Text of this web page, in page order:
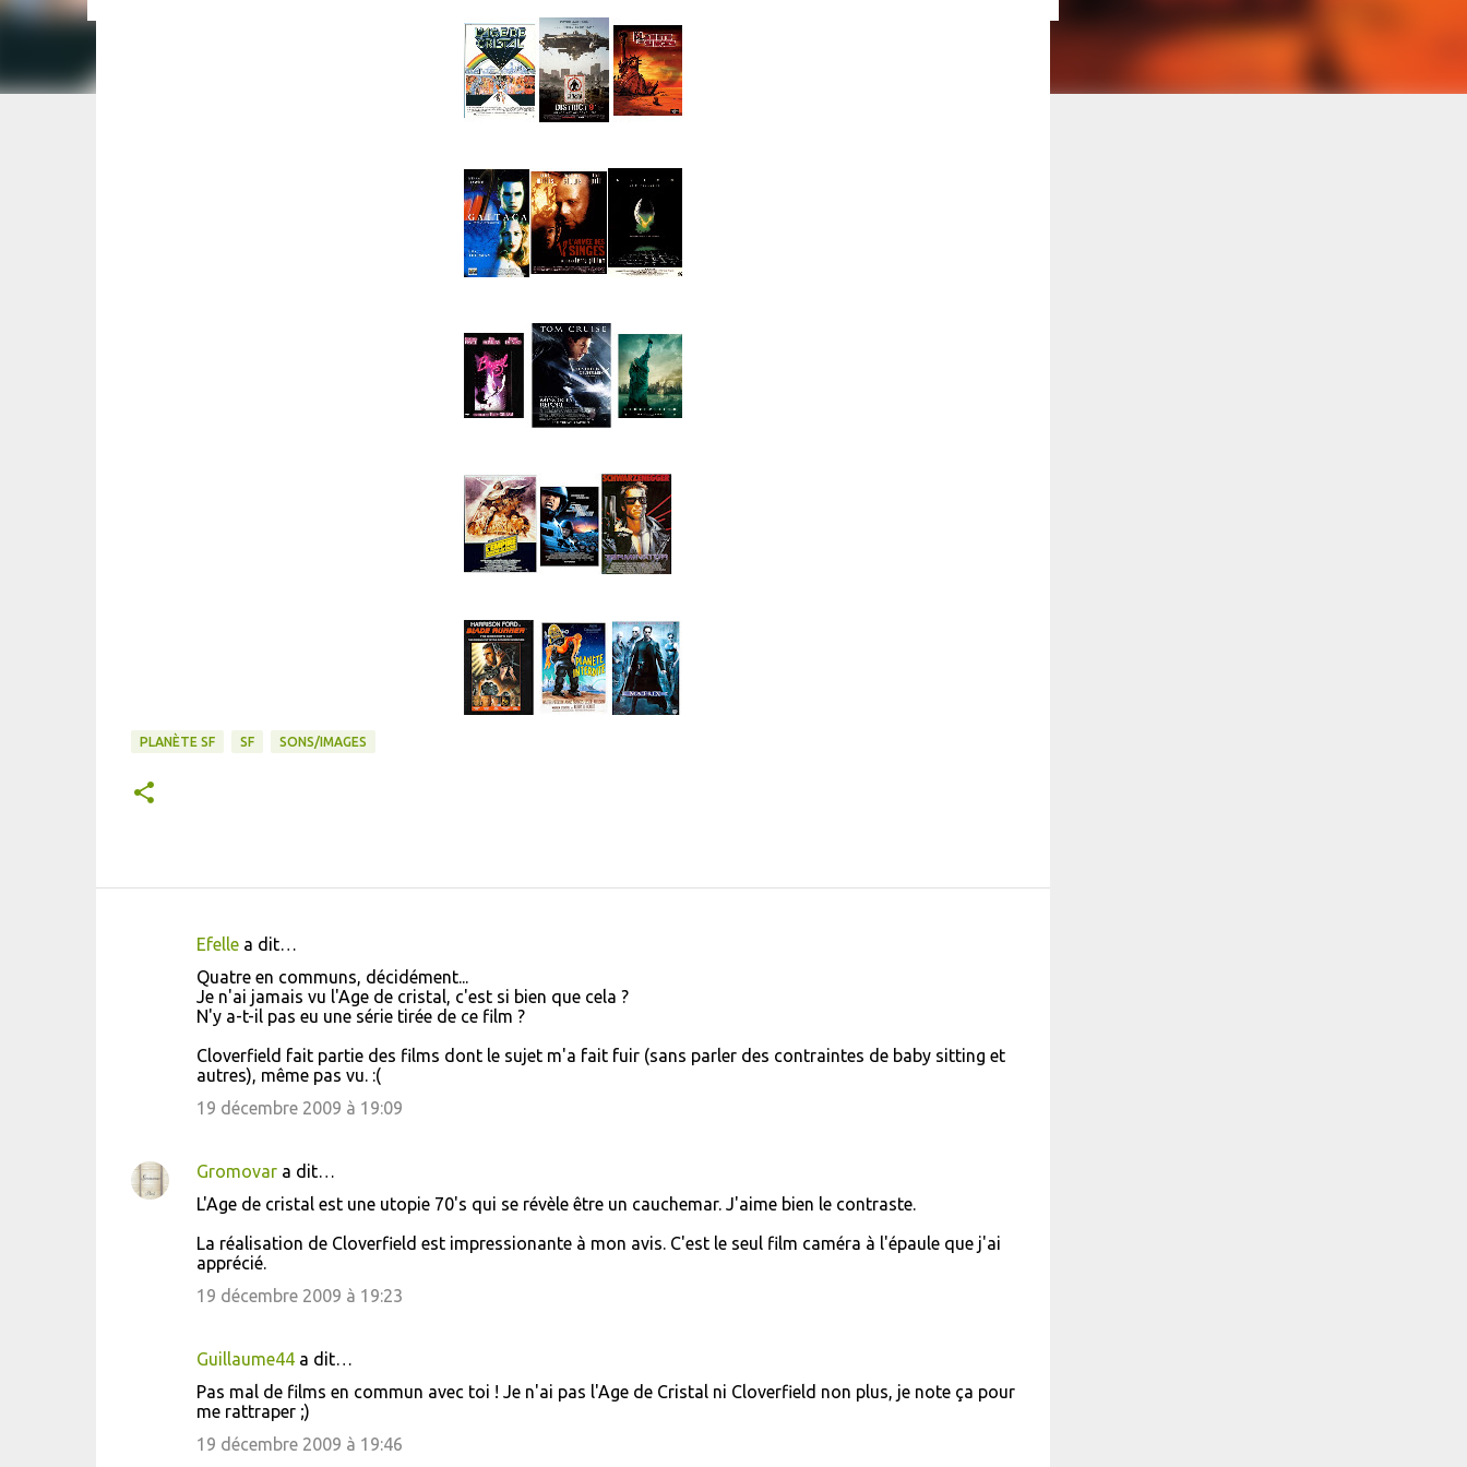
PLANÈTE SF SF SONS/IMAGES
a
Efellea dit…
Quatre en communs, décidément...
Je n'ai jamais vu l'Age de cristal, c'est si bien que cela ?
N'y a-t-il pas eu une série tirée de ce film ?
Cloverfield fait partie des films dont le sujet m'a fait fuir (sans parler des contraintes de baby sitting et
autres), même pas vu. :(
19 décembre 2009 à 19:09
Gromovara dit…
L'Age de cristal est une utopie 70's qui se révèle être un cauchemar. J'aime bien le contraste.
La réalisation de Cloverfield est impressionante à mon avis. C'est le seul film caméra à l'épaule que j'ai
apprécié.
19 décembre 2009 à 19:23
Guillaume44a dit…
Pas mal de films en commun avec toi ! Je n'ai pas l'Age de Cristal ni Cloverfield non plus, je note ça pour
me rattraper ;)
19 décembre 2009 à 19:46